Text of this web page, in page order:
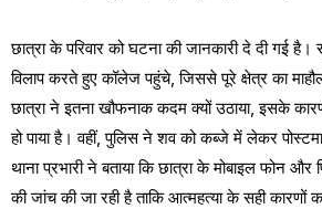
छात्रा के परिवार को घटना की जानकारी दे दी गई है।
विलाप करते हुए कॉलेज पहुंचे, जिससे पूरे क्षेत्र का
छात्रा ने इतना खौफनाक कदम क्यों उठाया, इसके
हो पाया है। वहीं, पुलिस ने शव को कब्जे में लेकर
थाना प्रभारी ने बताया कि छात्रा के मोबाइल फोन
की जांच की जा रही है ताकि आत्महत्या के सही कारणों